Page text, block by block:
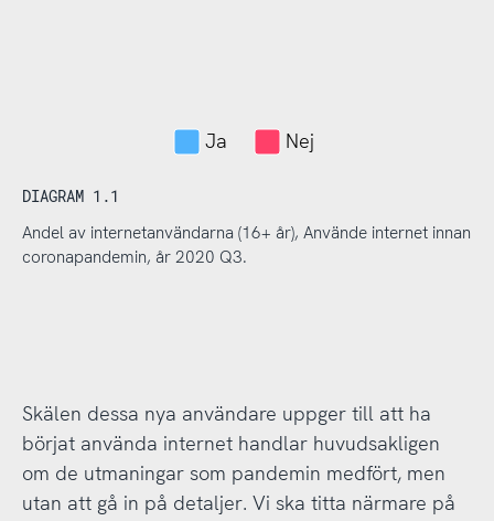
Ja Nej
DIAGRAM 1.1
Andel av internetanvändarna (16+ år), Använde internet innan
coronapandemin, år 2020 Q3.
Skälen dessa nya användare uppger till att ha
börjat använda internet handlar huvudsakligen
om de utmaningar som pandemin medfört, men
utan att gå in på detaljer. Vi ska titta närmare på